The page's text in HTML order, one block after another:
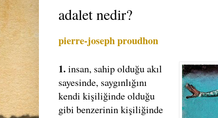
adalet nedir?
pierre-joseph proudhon
1.insan, sahip olduğu akıl
sayesinde, saygınlığını
kendi kişiliğinde olduğu
gibi benzerinin kişiliğinde